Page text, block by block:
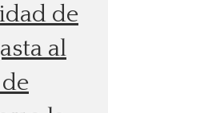
de
al